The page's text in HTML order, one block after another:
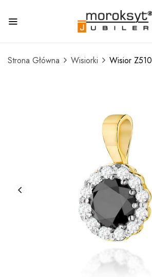
Strona Główna Wisiorki Wisior Z510